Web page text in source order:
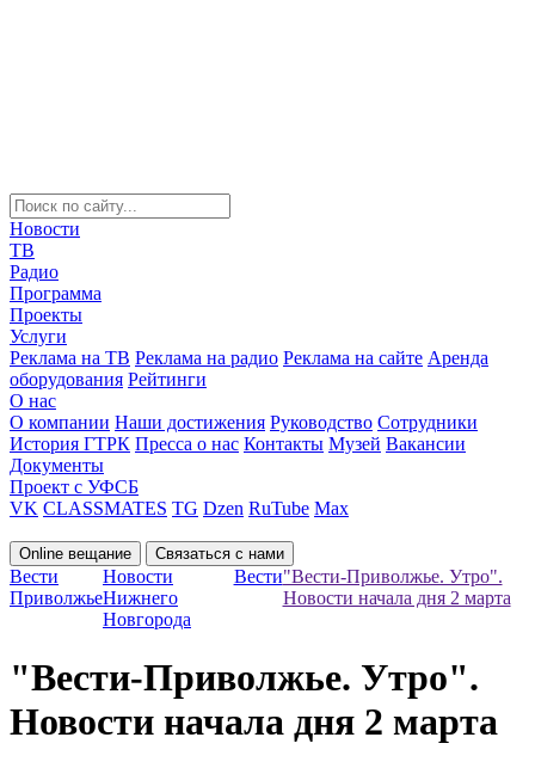
Новости
ТВ
Радио
Программа
Проекты
Услуги
Реклама на ТВ Реклама на радио Реклама на сайте Аренда
оборудования Рейтинги
О нас
О компании Наши достижения Руководство Сотрудники
История ГТРК Пресса о нас Контакты Музей Вакансии
Документы
Проект с УФСБ
VK CLASSMATES TG Dzen RuTube Max
Online вещание Связаться с нами
Вести
Приволжье
Новости
Нижнего
Новгорода
Вести"Вести-Приволжье. Утро".
Новости начала дня 2 марта
"Вести-Приволжье. Утро".
Новости начала дня 2 марта